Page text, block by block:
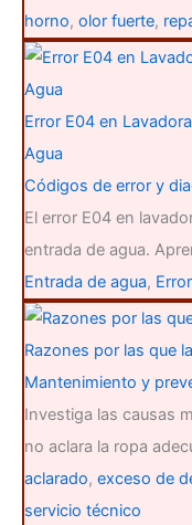
horno, olor fuerte,
Error E04 en
Agua
Códigos de error y
El error E04 en
entrada de agua.
Entrada de agua,
Razones por las que
Mantenimiento y
Investiga las causas
no aclara la ropa
aclarado, exceso de
servicio técnico